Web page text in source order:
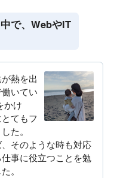
で、WebやIT
熱を出
いてい
かけ
てもフ
た。
そのような時も対応
事に役立つことを勉
。